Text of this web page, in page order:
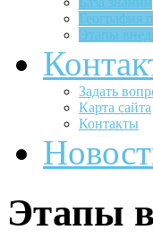
Задать
Карта сайта
Контакты
Этапы